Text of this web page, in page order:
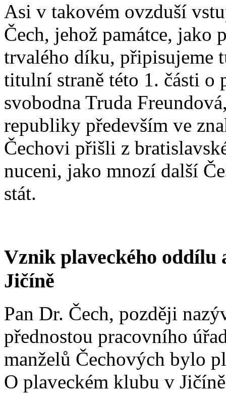
Asi v takovém ovzduší
Čech, jehož památce, jako
trvalého díku, připisujeme
titulní straně této 1. části o
svobodna Truda
republiky především ve
Čechovi přišli z
nuceni, jako mnozí další
stát.
Vznik plaveckého oddílu
Jičíně
Pan Dr. Čech, později
přednostou pracovního
manželů Čechových bylo
O plaveckém klubu v